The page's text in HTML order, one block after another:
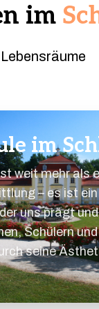
im
Lebensräume
im
weit mehr als
– es ist ein
uns prägt
Schülern und
seine